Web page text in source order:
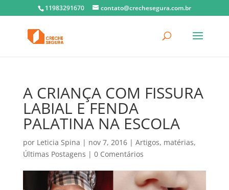
11983291670 contato@crechesegura.com.br
A CRIANÇA COM FISSURA
LABIAL E FENDA
PALATINA NA ESCOLA
por Leticia Spina | nov 7, 2016| Artigos, matérias,
Últimas Postagens | 0 Comentários